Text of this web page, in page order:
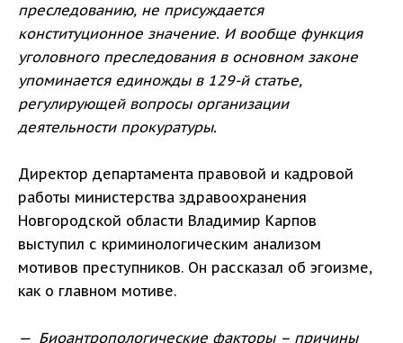
преследованию, не присуждается
конституционное значение. И вообще функция
уголовного преследования в основном законе
упоминается единожды в 129-й статье,
регулирующей вопросы организации
деятельности прокуратуры.
Директор департамента правовой и кадровой
работы министерства здравоохранения
Новгородской области Владимир Карпов
выступил с криминологическим анализом
мотивов преступников. Он рассказал об эгоизме,
как о главном мотиве.
— Биоантропологические факторы – причины